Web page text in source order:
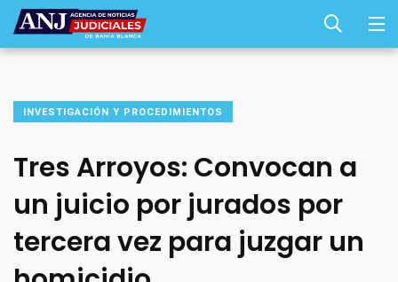
INVESTIGACIÓN Y PROCEDIMIENTOS
Tres Arroyos: Convocan a
un juicio por jurados por
tercera vez para juzgar un